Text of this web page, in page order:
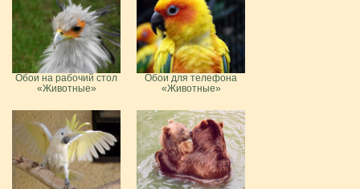
Обои на рабочий стол
«Животные»
Обои для телефона
«Животные»